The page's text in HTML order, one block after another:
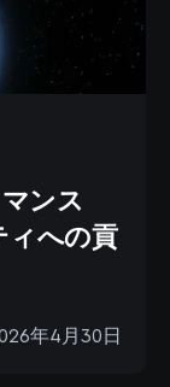
ンス
ィへの貢
年4月30日